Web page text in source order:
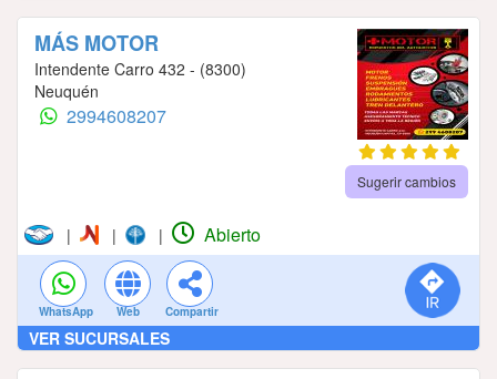
MÁS MOTOR
Intendente Carro 432 - (8300)
Neuquén
2994608207
Sugerir cambios
| | | Abierto
WhatsApp Web Compartir
VER SUCURSALES